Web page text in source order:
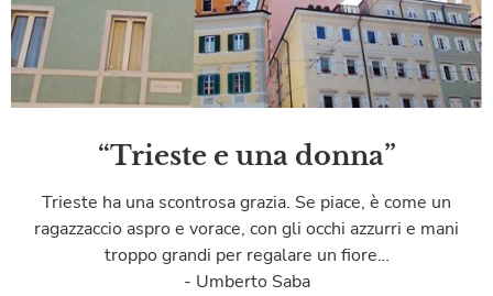
“Trieste e una donna”
Trieste ha una scontrosa grazia. Se piace, è come un
ragazzaccio aspro e vorace, con gli occhi azzurri e mani
troppo grandi per regalare un fiore…
- Umberto Saba